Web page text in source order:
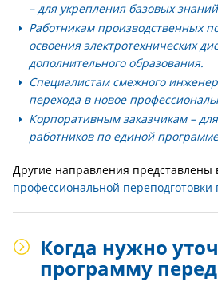
– для укрепления базовых
Работникам производственных
освоения электротехнических
дополнительного образования.
Специалистам смежного
перехода в новое
Корпоративным заказчикам–
работников по единой
Другие направления представлены
профессиональной переподготовки
Когда нужно
программу